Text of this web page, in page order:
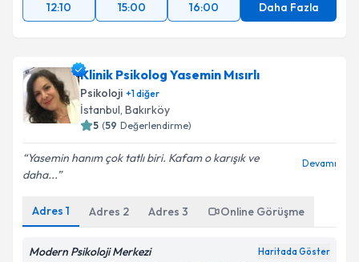
12:10
15:00 16:00 Daha Fazla
Klinik Psikolog Yasemin Mısırlı
Psikoloji +1diğer
İstanbul, Bakırköy
5 (59 Değerlendirme)
Yasemin hanım çok tatlı biri. Kafam o karışık ve
daha...
Devamı
Adres 1 Adres 2 Adres 3 Online Görüşme
Modern Psikoloji Merkezi Haritada Göster